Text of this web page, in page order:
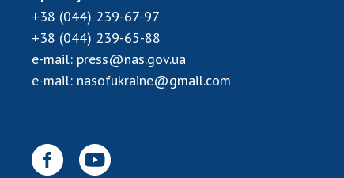
+38 (044) 239-67-97
+38 (044) 239-65-88
e-mail: press@nas.gov.ua
e-mail: nasofukraine@gmail.com